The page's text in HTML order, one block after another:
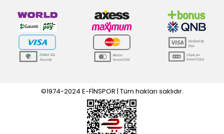
©1974-2024 E-FİNSPOR | Tüm hakları saklıdır.